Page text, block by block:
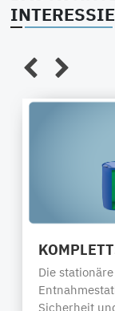
Die
Sicherheit